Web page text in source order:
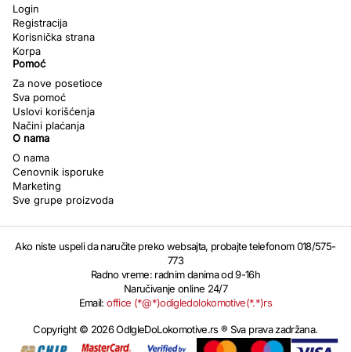
Login
Registracija
Korisnička strana
Korpa
Pomoć
Za nove posetioce
Sva pomoć
Uslovi korišćenja
Načini plaćanja
O nama
O nama
Cenovnik isporuke
Marketing
Sve grupe proizvoda
Ako niste uspeli da naručite preko websajta, probajte telefonom 018/575-
773
Radno vreme: radnim danima od 9-16h
Naručivanje online 24/7
Email:office (*@*)odigledolokomotive(*.*)rs
Copyright © 2026 OdIgleDoLokomotive.rs ® Sva prava zadržana.